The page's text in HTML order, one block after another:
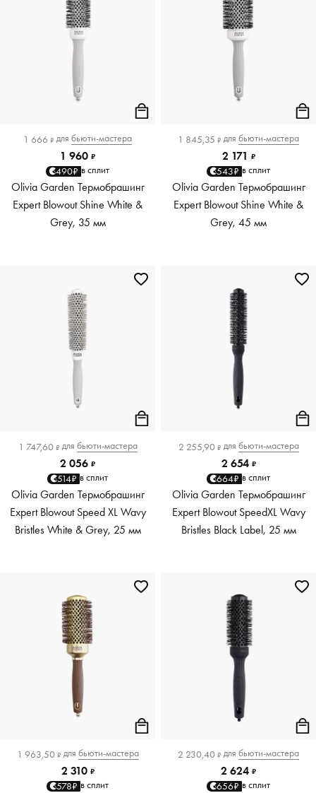
1 666 ₽ для бьюти-мастера
1 960 ₽
490₽ в сплит
Olivia Garden Термобрашинг
Expert Blowout Shine White &
Grey, 35 мм
1 845,35 ₽ для бьюти-мастера
2 171 ₽
543₽ в сплит
Olivia Garden Термобрашинг
Expert Blowout Shine White &
Grey, 45 мм
1 747,60 ₽ для бьюти-мастера
2 056 ₽
514₽ в сплит
Оlivia Garden Термобрашинг
Expert Blowout Speed XL Wavy
Bristles White & Grey, 25 мм
2 255,90 ₽ для бьюти-мастера
2 654 ₽
664₽ в сплит
Olivia Garden Термобрашинг
Expert Blowout SpeedXL Wavy
Bristles Black Label, 25 мм
1 963,50 ₽ для бьюти-мастера
2 310 ₽
578₽ в сплит
2 230,40 ₽ для бьюти-мастера
2 624 ₽
656₽ в сплит